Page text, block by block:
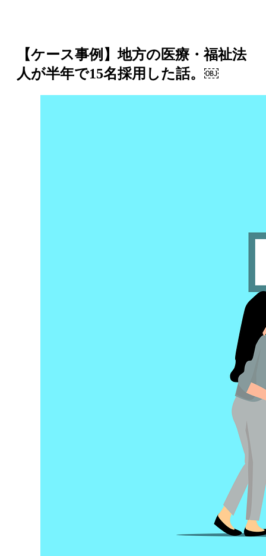
【ケース事例】地方の医療・福祉法
人が半年で15名採用した話。￼